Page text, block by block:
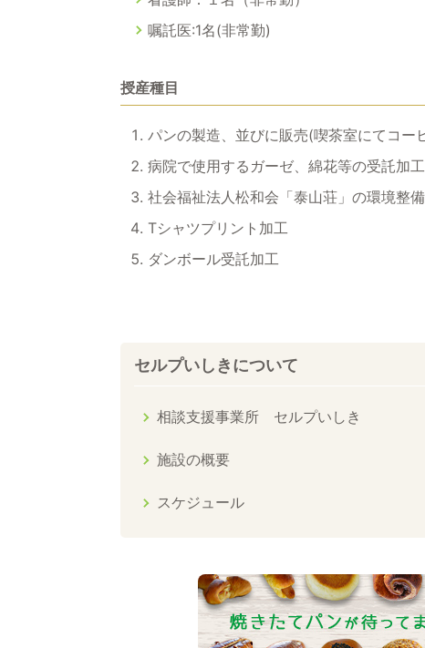
嘱託医:1名(非常勤)
授産種目
パンの製造、並びに販売(喫茶室にてコー
病院で使用するガーゼ、綿花等の受託加
社会福祉法人松和会「泰山荘」の環境整備
Tシャツプリント加工
ダンボール受託加工
セルプいしきについて
相談支援事業所 セルプいしき
施設の概要
スケジュール